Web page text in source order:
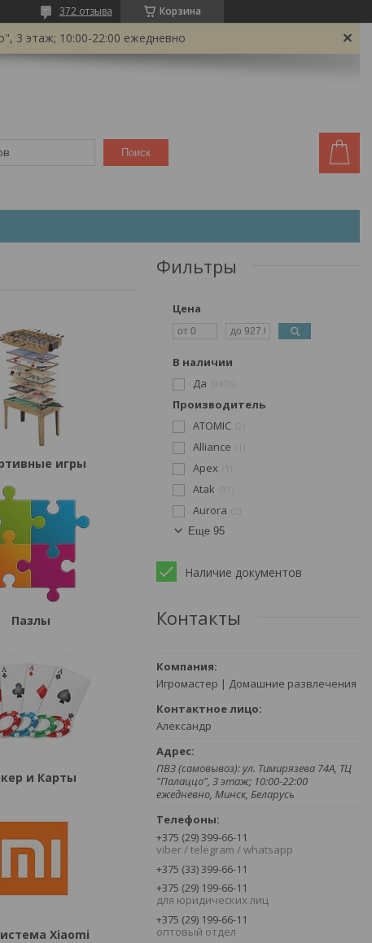
Корзина
372 отзыва
3 этаж; 10:00-22:00 ежедневно
Поиск
игры
Пазлы
и Карты
Xiaomi
Фильтры
Цена
В наличии
Да
Производитель
ATOMIC
Alliance
Apex
Atak
Aurora
Еще 95
Наличие документов
Контакты
Игромастер | Домашние развлечения
Александр
ПВЗ (самовывоз): ул. Тимирязева 74A, ТЦ
"Палаццо", 3 этаж; 10:00-22:00
ежедневно, Минск, Беларусь
+375 (29) 399-66-11
viber / telegram / whatsapp
+375 (33) 399-66-11
+375 (29) 199-66-11
для юридических лиц
+375 (29) 199-66-11
оптовый отдел